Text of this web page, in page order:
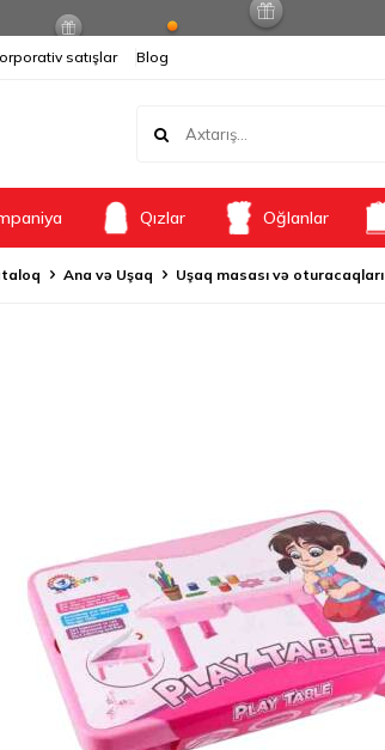
satışlar Blog
Qızlar Oğlanlar
Ana və Uşaq Uşaq masası və oturacaqları